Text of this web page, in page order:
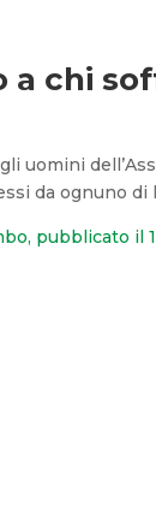
a chi
uomini
da ognuno di
pubblicato il